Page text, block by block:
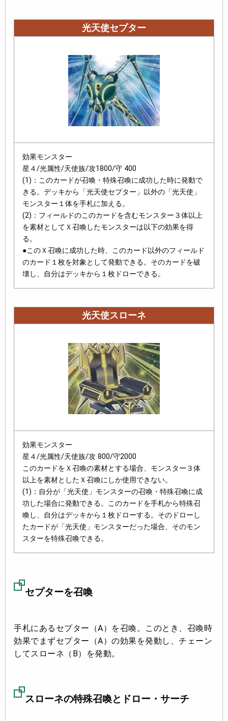
光天使セプター
効果モンスター
星４/光属性/天使族/攻1800/守 400
(1)：このカードが召喚・特殊召喚に成功した時に発動で
きる。デッキから「光天使セプター」以外の「光天使」
モンスター１体を手札に加える。
(2)：フィールドのこのカードを含むモンスター３体以上
を素材としてＸ召喚したモンスターは以下の効果を得
る。
●このＸ召喚に成功した時、このカード以外のフィールド
のカード１枚を対象として発動できる。そのカードを破
壊し、自分はデッキから１枚ドローできる。
光天使スローネ
効果モンスター
星４/光属性/天使族/攻 800/守2000
このカードをＸ召喚の素材とする場合、モンスター３体
以上を素材としたＸ召喚にしか使用できない。
(1)：自分が「光天使」モンスターの召喚・特殊召喚に成
功した場合に発動できる。このカードを手札から特殊召
喚し、自分はデッキから１枚ドローする。そのドローし
たカードが「光天使」モンスターだった場合、そのモン
スターを特殊召喚できる。
セプターを召喚
手札にあるセプター（A）を召喚。このとき、召喚時
効果でまずセプター（A）の効果を発動し、チェーン
してスローネ（B）を発動。
スローネの特殊召喚とドロー・サーチ